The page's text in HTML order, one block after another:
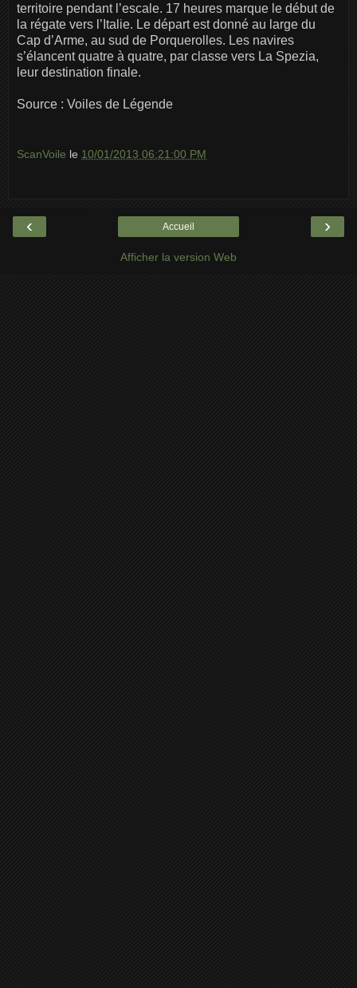
territoire pendant l’escale. 17 heures marque le début de
la régate vers l’Italie. Le départ est donné au large du
Cap d’Arme, au sud de Porquerolles. Les navires
s’élancent quatre à quatre, par classe vers La Spezia,
leur destination finale.
Source : Voiles de Légende
ScanVoile le 10/01/2013 06:21:00 PM
‹ ›
Accueil
Afficher la version Web